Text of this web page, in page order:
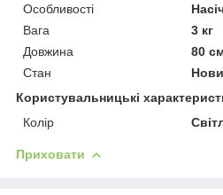
Особливості
Вага
3 кг
Довжина
80
Стан
Користувальницькі
Колір
Приховати